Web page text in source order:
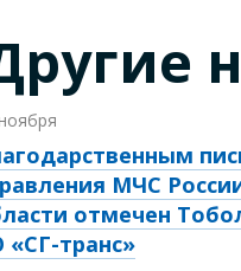
МЧС
отмечен
«СГ-транс»